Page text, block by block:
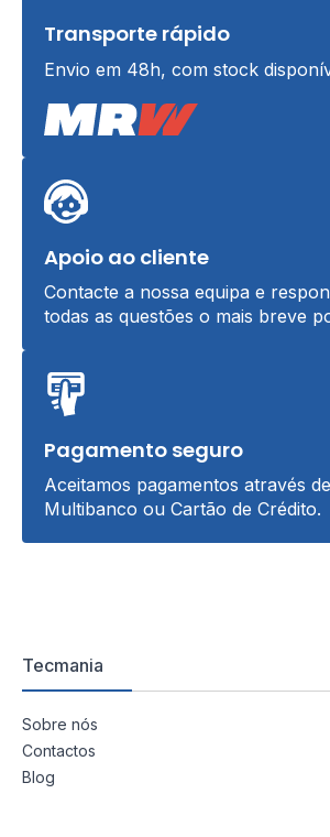
Transporte rápido
Envio em 48h, com stock
Apoio ao cliente
Contacte a nossa equipa e
todas as questões o mais breve
Pagamento seguro
Aceitamos pagamentos através
Multibanco ou Cartão de Crédito.
Tecmania
Sobre nós
Contactos
Blog